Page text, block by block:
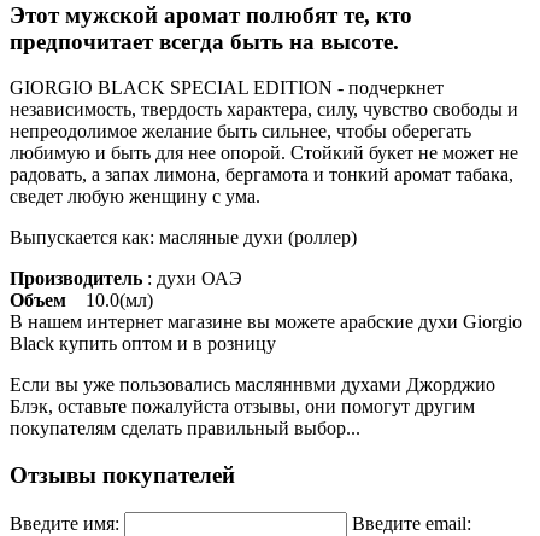
Этот мужской аромат полюбят те, кто
предпочитает всегда быть на высоте.
GIORGIO BLACK SPECIAL EDITION - подчеркнет
независимость, твердость характера, силу, чувство свободы и
непреодолимое желание быть сильнее, чтобы оберегать
любимую и быть для нее опорой. Стойкий букет не может не
радовать, а запах лимона, бергамота и тонкий аромат табака,
сведет любую женщину с ума.
Выпускается как: масляные духи (роллер)
Производитель : духи ОАЭ
Объем 10.0(мл)
В нашем интернет магазине вы можете арабские духи Giorgio
Black купить оптом и в розницу
Если вы уже пользовались масляннвми духами Джорджио
Блэк, оставьте пожалуйста отзывы, они помогут другим
покупателям сделать правильный выбор...
Отзывы покупателей
Введите имя:
Введите email: